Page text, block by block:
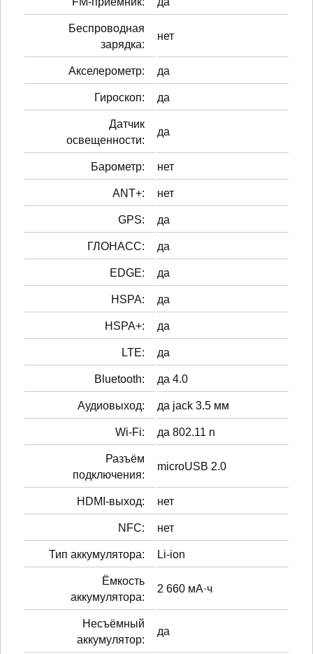
Беспроводная
зарядка:
нет
Акселерометр: да
Гироскоп: да
Датчик
освещенности:
да
Барометр: нет
ANT+: нет
GPS: да
ГЛОНАСС: да
EDGE: да
HSPA: да
HSPA+: да
LTE: да
Bluetooth: да 4.0
Аудиовыход: да jack 3.5 мм
Wi-Fi: да 802.11 n
Разъём
подключения:
microUSB 2.0
HDMI-выход: нет
NFC: нет
Тип аккумулятора: Li-ion
Ёмкость
аккумулятора:
2 660 мА·ч
Несъёмный
аккумулятор:
да